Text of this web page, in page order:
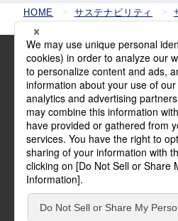
HOME サステナビリティ
アイシ
Official
ご利用にあたって
方針・規約
サイトマップ